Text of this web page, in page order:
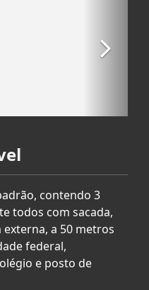
contendo 3
todos com sacada,
a 50 metros
federal,
e posto de